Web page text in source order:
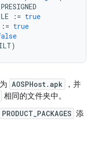
PRESIGNED
:= true
:= true
)
AOSPHost.apk
，并
相同的文件夹中。
PRODUCT_PACKAGES 添